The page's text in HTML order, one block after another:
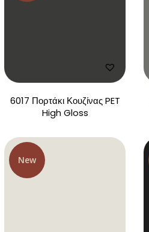
6017 Πορτάκι Κουζίνας PET
High Gloss
New